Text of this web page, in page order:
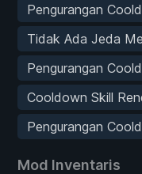
Pengurangan
Tidak Ada Jeda
Pengurangan
Cooldown Skill
Pengurangan
Mod Inventaris